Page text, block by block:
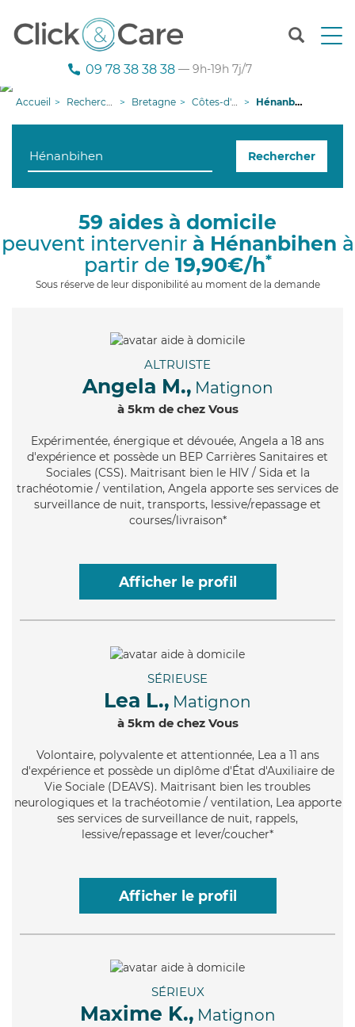
T
n
g
i
09 78 38 38 38 — 9h-19h 7j/7
Accueil Recherche aide à domicile Bretagne Côtes-d'armor Hénanbihen
Rechercher
59 aides à domicile
peuvent intervenir à Hénanbihen à
partir de 19,90€/h*
Sous réserve de leur disponibilité au moment de la demande
ALTRUISTE
Angela M., Matignon
à 5km de chez Vous
Expérimentée, énergique et dévouée, Angela a 18 ans
d'expérience et possède un BEP Carrières Sanitaires et
Sociales (CSS). Maitrisant bien le HIV / Sida et la
trachéotomie / ventilation, Angela apporte ses services de
surveillance de nuit, transports, lessive/repassage et
courses/livraison*
Afficher le profil
SÉRIEUSE
Lea L., Matignon
à 5km de chez Vous
Volontaire, polyvalente et attentionnée, Lea a 11 ans
d'expérience et possède un diplôme d'État d'Auxiliaire de
Vie Sociale (DEAVS). Maitrisant bien les troubles
neurologiques et la trachéotomie / ventilation, Lea apporte
ses services de surveillance de nuit, rappels,
lessive/repassage et lever/coucher*
Afficher le profil
SÉRIEUX
Maxime K., Matignon